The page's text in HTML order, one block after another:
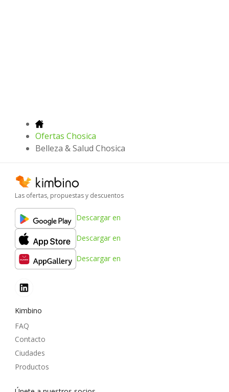
Ofertas Chosica
Belleza & Salud Chosica
Las ofertas, propuestas y descuentos
Descargar en
Descargar en
Descargar en
Kimbino
FAQ
Contacto
Ciudades
Productos